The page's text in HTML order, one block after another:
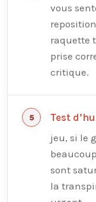
vous
raquette
prise
critique.
Test
jeu, si le
sont
la